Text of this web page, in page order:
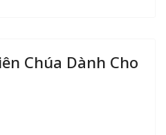
Chúa Dành Cho